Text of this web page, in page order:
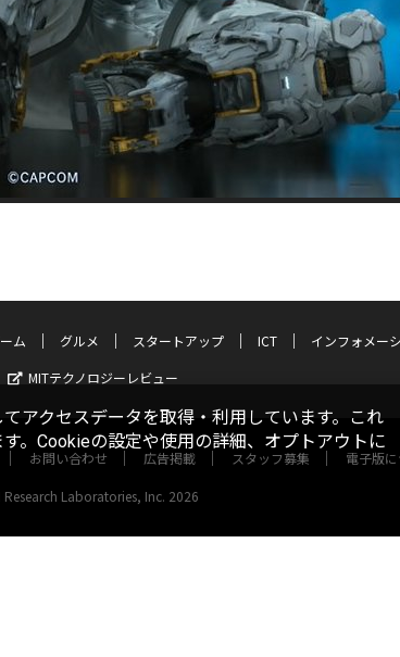
ム グルメ スタートアップ ICT
インフォメー
MITテクノロジーレビュー
お問い合わせ 広告掲載 スタッフ募集 電子版に
Research Laboratories, Inc. 2026
アクセスデータを取得・利用しています。これ
。Cookieの設定や使用の詳細、オプトアウトに